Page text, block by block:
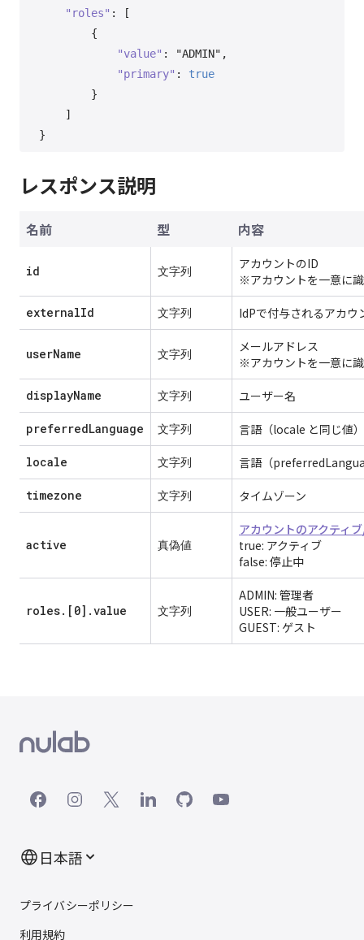
"roles" :
[
{
"value" : "ADMIN" ,
"primary" :
true
}
]
}
レスポンス説明
名前 型 内容
id 文字列
アカウントのID
※アカウントを一意に
externalId 文字列 IdPで付与されるアカ
userName 文字列
メールアドレス
※アカウントを一意に
displayName 文字列 ユーザー名
preferredLanguage 文字列 言語（locale と同じ値）
locale 文字列 言語（
timezone 文字列 タイムゾーン
active 真偽値
アカウントのアクティ
true: アクティブ
false: 停止中
roles.[0].value 文字列
ADMIN: 管理者
USER: 一般ユーザー
GUEST: ゲスト
（新しいタブで開く）
（新しいタブで開く）
（新しいタブで開く）
（新しいタブで開く）
（新しいタブで開く）
（新しいタブで開く）
日本語
プライバシーポリシー
（新しいタブで開く）
利用規約